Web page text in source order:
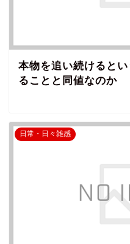
本物を追い続けると
ることと同値なのか
日常・日々雑感